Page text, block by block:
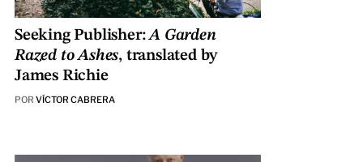
Seeking Publisher:A Garden
Razed to Ashes, translated by
James Richie
POR VÍCTOR CABRERA